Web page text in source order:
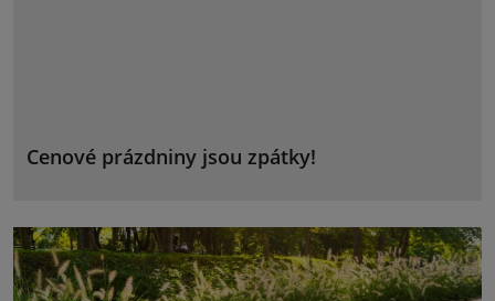
Cenové prázdniny jsou zpátky!